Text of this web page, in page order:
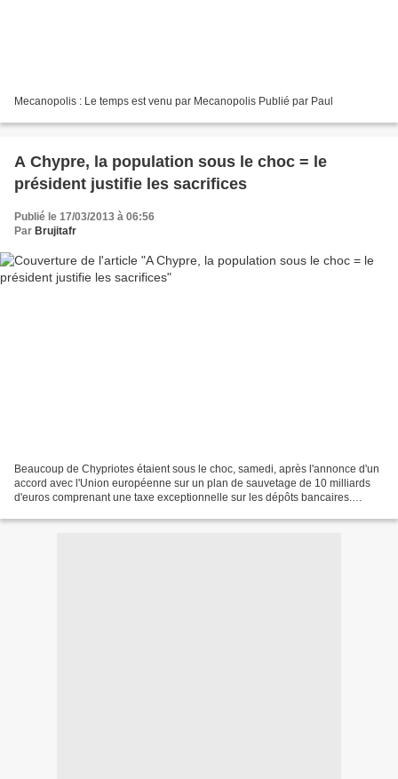
Mecanopolis : Le temps est venu par Mecanopolis Publié par Paul
A Chypre, la population sous le choc = le
président justifie les sacrifices
Publié le 17/03/2013 à 06:56
Par Brujitafr
Beaucoup de Chypriotes étaient sous le choc, samedi, après l'annonce d'un
accord avec l'Union européenne sur un plan de sauvetage de 10 milliards
d'euros comprenant une taxe exceptionnelle sur les dépôts bancaires.